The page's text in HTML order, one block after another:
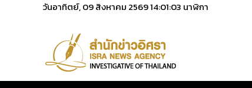
วันอาทิตย์, 09 สิงหาคม 256914:01:04 นาฬิกา